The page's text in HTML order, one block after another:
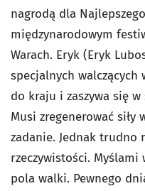
nagrodą dla
międzynarodowym
Warach. Eryk (Eryk
specjalnych
do kraju i zaszywa się
Musi zregenerować
zadanie. Jednak trudno
rzeczywistości. Myślami
pola walki. Pewnego